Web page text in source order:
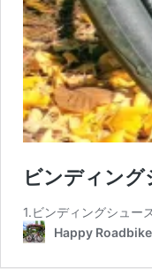
ビンディング
1.ビンディングシュー
Happy